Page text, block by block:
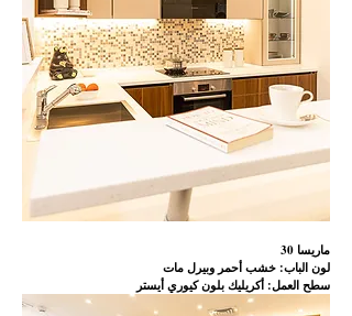
30 ماريسا
لون الباب: خشب أحمر وبيرل مات
سطح العمل: أكريليك بلون كيوري أيستر